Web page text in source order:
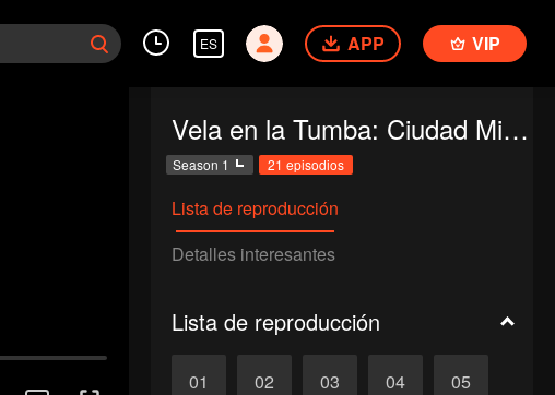
ES APP VIP
Vela en la Tumba: Ciudad Misteriosa
Season 1 21 episodios
Lista de reproducción
Detalles interesantes
Lista de reproducción
01 02 03 04 05